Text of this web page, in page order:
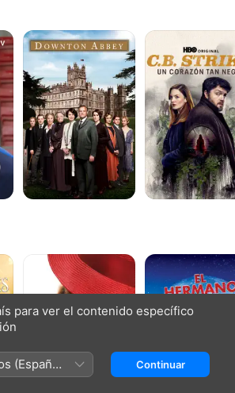
Downton
Abbey
C.
Strike
regreso
Poppins
El
Hermano
de
para ver el contenido específico
(Español
Continuar